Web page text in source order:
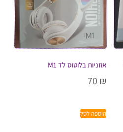
אוזניות בלוטוס לד M1
70 ₪
הוספה לסל